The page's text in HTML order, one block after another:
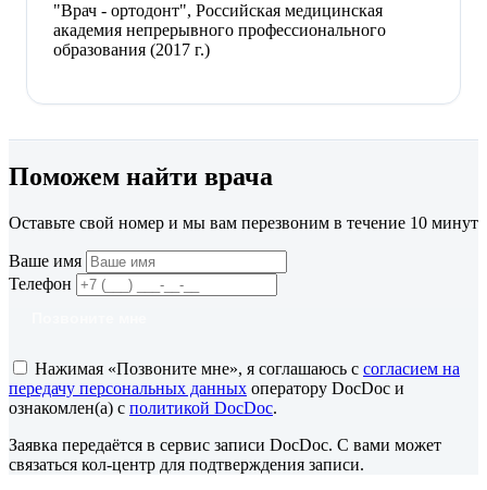
"Врач - ортодонт", Российская медицинская
академия непрерывного профессионального
образования (2017 г.)
Поможем найти врача
Оставьте свой номер и мы вам перезвоним в течение 10 минут
Ваше имя
Телефон
Нажимая «Позвоните мне», я соглашаюсь с согласием на
передачу персональных данных оператору DocDoc и
ознакомлен(а) с политикой DocDoc.
Заявка передаётся в сервис записи DocDoc. С вами может
связаться кол-центр для подтверждения записи.